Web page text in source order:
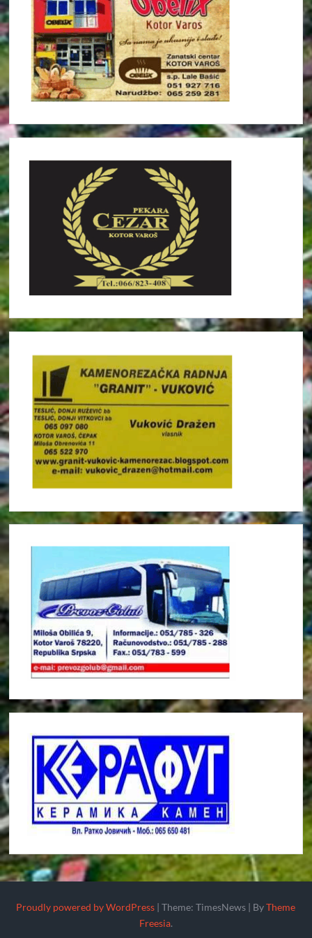
Proudly powered by WordPress |Theme: TimesNews | ByTheme
Freesia.